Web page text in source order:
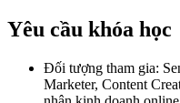
Yêu cầu khóa học
Đối tượng tham gia:
Marketer, Content